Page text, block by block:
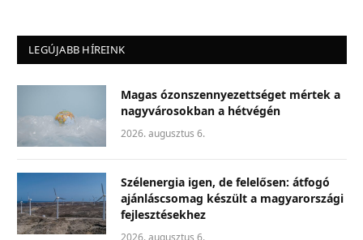
LEGÚJABB HÍREINK
Magas ózonszennyezettséget mértek a
nagyvárosokban a hétvégén
2026. augusztus 6.
Szélenergia igen, de felelősen: átfogó
ajánláscsomag készült a magyarországi
fejlesztésekhez